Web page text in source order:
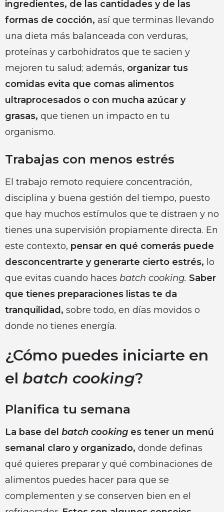
ingredientes, de las cantidades y de las
formas de cocción, así que terminas llevando
una dieta más balanceada con verduras,
proteínas y carbohidratos que te sacien y
mejoren tu salud; además, organizar tus
comidas evita que comas alimentos
ultraprocesados o con mucha azúcar y
grasas, que tienen un impacto en tu
organismo.
Trabajas con menos estrés
El trabajo remoto requiere concentración,
disciplina y buena gestión del tiempo, puesto
que hay muchos estímulos que te distraen y no
tienes una supervisión propiamente directa. En
este contexto, pensar en qué comerás puede
desconcentrarte y generarte cierto estrés, lo
que evitas cuando haces batch cooking. Saber
que tienes preparaciones listas te da
tranquilidad, sobre todo, en días movidos o
donde no tienes energía.
¿Cómo puedes iniciarte en
el batch cooking?
Planifica tu semana
La base del batch cooking es tener un menú
semanal claro y organizado, donde definas
qué quieres preparar y qué combinaciones de
alimentos puedes hacer para que se
complementen y se conserven bien en el